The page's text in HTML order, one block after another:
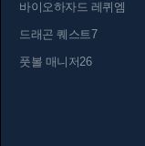
바이오하자드 레퀴엠
드래곤 퀘스트7
풋볼 매니저26